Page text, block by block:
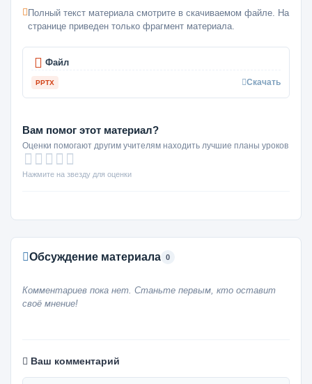
Полный текст материала смотрите в скачиваемом файле. На
странице приведен только фрагмент материала.
Файл
PPTX Скачать
Вам помог этот материал?
Оценки помогают другим учителям находить лучшие планы уроков
Нажмите на звезду для оценки
Обсуждение материала 0
Комментариев пока нет. Станьте первым, кто оставит
своё мнение!
Ваш комментарий